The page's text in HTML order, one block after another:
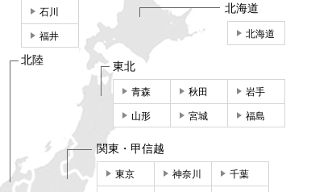
北海道
北海道
東北
青森 秋田 岩手
山形 宮城 福島
関東・甲信越
東京 神奈川 千葉
石川
福井
北陸